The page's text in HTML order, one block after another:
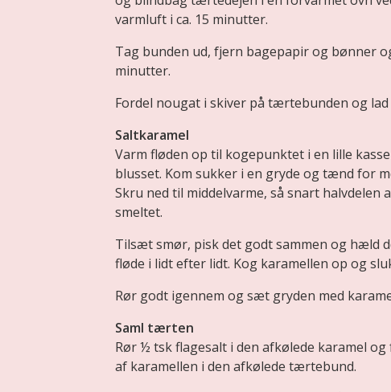
varmluft i ca. 15 minutter.
Tag bunden ud, fjern bagepapir og bønner
minutter.
Fordel nougat i skiver på tærtebunden og lad
Saltkaramel
Varm fløden op til kogepunktet i en lille
blusset. Kom sukker i en gryde og tænd for
Skru ned til middelvarme, så snart halvdelen
smeltet.
Tilsæt smør, pisk det godt sammen og hæld
fløde i lidt efter lidt. Kog karamellen op og
Rør godt igennem og sæt gryden med
Saml tærten
Rør ½ tsk flagesalt i den afkølede karamel og
af karamellen i den afkølede tærtebund.